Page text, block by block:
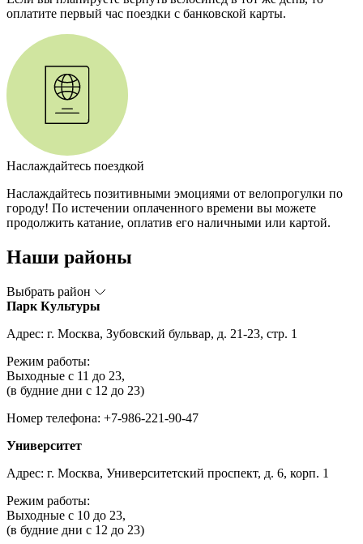
оплатите первый час поездки с банковской карты.
Наслаждайтесь поездкой
Наслаждайтесь позитивными эмоциями от велопрогулки по
городу! По истечении оплаченного времени вы можете
продолжить катание, оплатив его наличными или картой.
Наши районы
Выбрать район
Парк Культуры
Адрес: г. Москва, Зубовский бульвар, д. 21-23, стр. 1
Режим работы:
Выходные с 11 до 23,
(в будние дни с 12 до 23)
Номер телефона: +7-986-221-90-47
Университет
Адрес: г. Москва, Университетский проспект, д. 6, корп. 1
Режим работы:
Выходные с 10 до 23,
(в будние дни с 12 до 23)